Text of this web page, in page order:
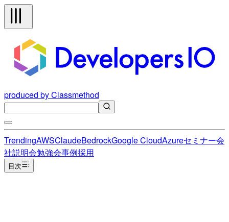
produced by Classmethod
TrendingAWSClaudeBedrockGoogle CloudAzureセミナー会
社説明会勉強会事例採用
目次